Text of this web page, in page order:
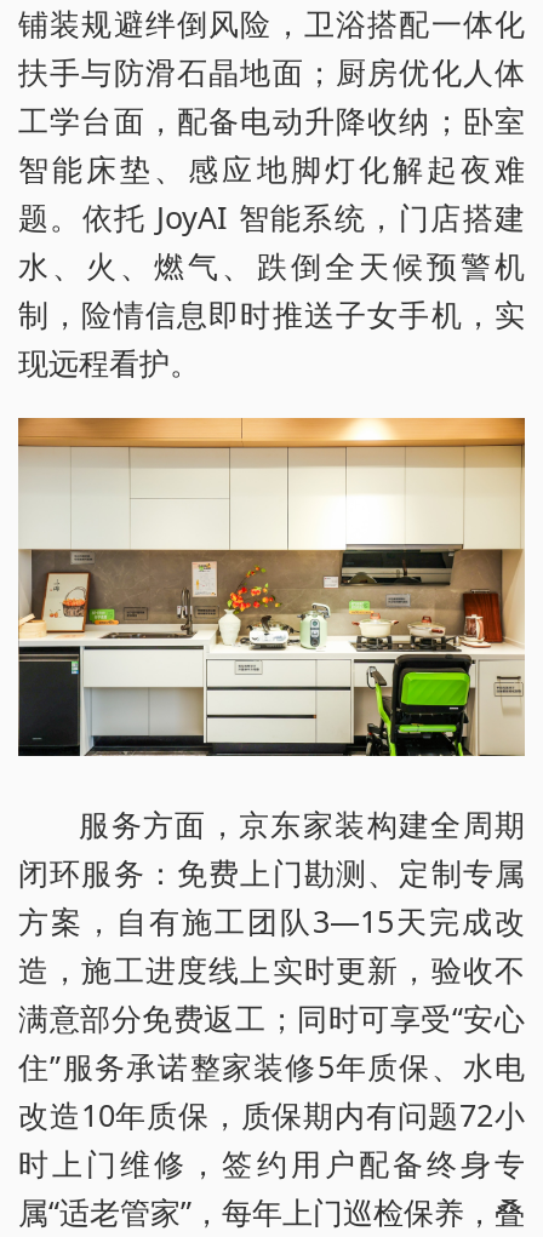
铺装规避绊倒风险，卫浴搭配一体化
扶手与防滑石晶地面；厨房优化人体
工学台面，配备电动升降收纳；卧室
智能床垫、感应地脚灯化解起夜难
题。依托 JoyAI 智能系统，门店搭建
水、火、燃气、跌倒全天候预警机
制，险情信息即时推送子女手机，实
现远程看护。
服务方面，京东家装构建全周期
闭环服务：免费上门勘测、定制专属
方案，自有施工团队3—15天完成改
造，施工进度线上实时更新，验收不
满意部分免费返工；同时可享受“安心
住”服务承诺整家装修5年质保、水电
改造10年质保，质保期内有问题72小
时上门维修，签约用户配备终身专
属“适老管家”，每年上门巡检保养，叠